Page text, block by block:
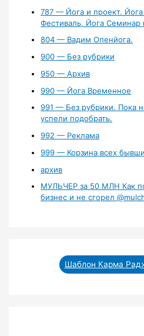
787 — Йога и проект.
Фестиваль, Йога
804 — Вадим Опенйога.
900 — Без рубрики
950 — Архив
990 — Йога Временное
991 — Без рубрики. Пока
успели подобрать.
992 — Реклама
999 — Корзина всех
архив
МУЛЬЧЕР за 50 МЛН Как
бизнес и не сгорел
Шаблон Карма